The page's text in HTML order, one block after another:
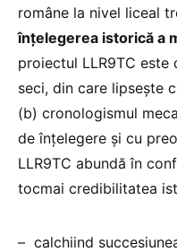
române la nivel liceal
înțelegerea istorică a
proiectul LLR9TC
seci, din care lipsește
(b) cronologismul
de înțelegere și cu
LLR9TC abundă în
tocmai credibilitatea
– calchiind